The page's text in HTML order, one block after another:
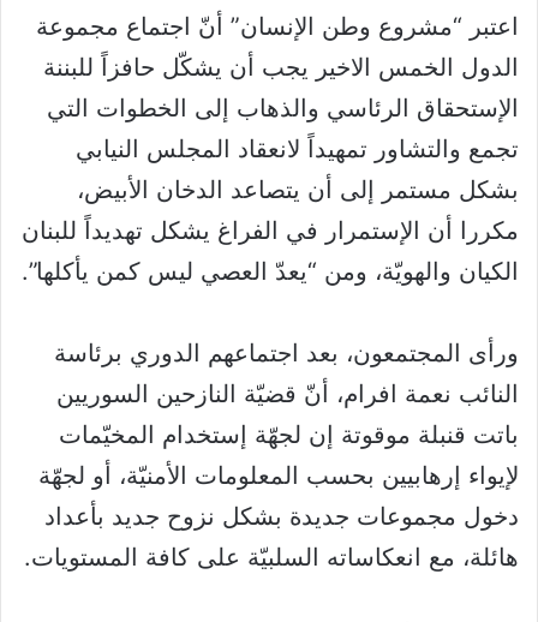
اعتبر “مشروع وطن الإنسان” أنّ اجتماع مجموعة
الدول الخمس الاخير يجب أن يشكّل حافزاً للبننة
الإستحقاق الرئاسي والذهاب إلى الخطوات التي
تجمع والتشاور تمهيداً لانعقاد المجلس النيابي
بشكل مستمر إلى أن يتصاعد الدخان الأبيض،
مكررا أن الإستمرار في الفراغ يشكل تهديداً للبنان
الكيان والهويّة، ومن “يعدّ العصي ليس كمن يأكلها”.
ورأى المجتمعون، بعد اجتماعهم الدوري برئاسة
النائب نعمة افرام، أنّ قضيّة النازحين السوريين
باتت قنبلة موقوتة إن لجهّة إستخدام المخيّمات
لإيواء إرهابيين بحسب المعلومات الأمنيّة، أو لجهّة
دخول مجموعات جديدة بشكل نزوح جديد بأعداد
هائلة، مع انعكاساته السلبيّة على كافة المستويات.